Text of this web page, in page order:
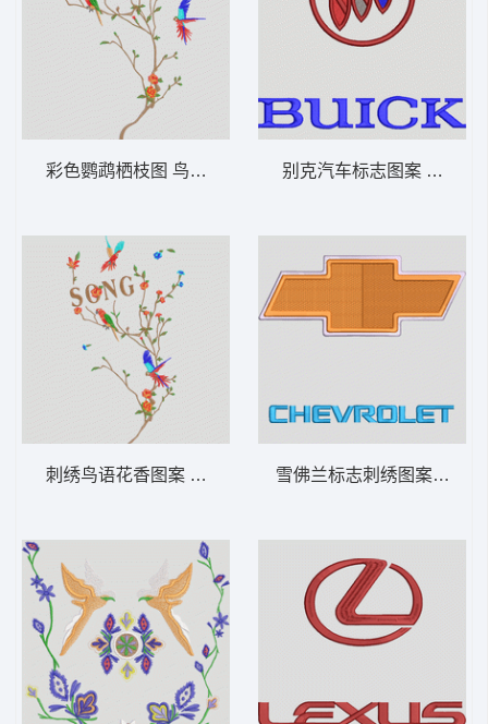
彩色鹦鹉栖枝图 鸟语花香
刺绣鸟语花香图案 鸟语花香
别克汽车标志图案 汽车标
雪佛兰标志刺绣图案 汽车